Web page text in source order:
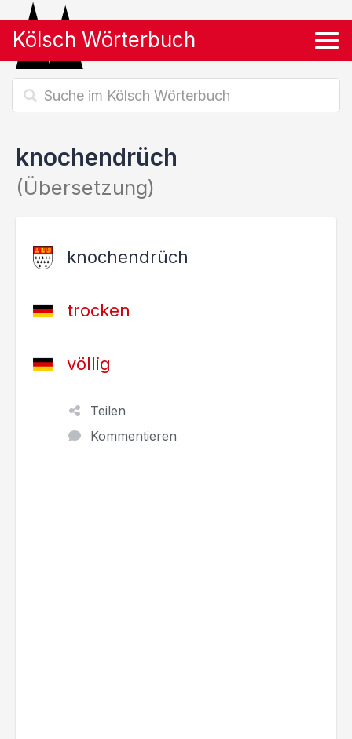
Kölsch Wörterbuch
knochendrüch
(Übersetzung)
knochendrüch
trocken
völlig
Teilen
Kommentieren